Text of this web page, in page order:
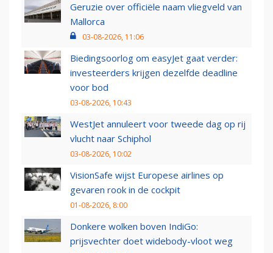
Geruzie over officiële naam vliegveld van
Mallorca
03-08-2026, 11:06
Biedingsoorlog om easyJet gaat verder:
investeerders krijgen dezelfde deadline
voor bod
03-08-2026, 10:43
WestJet annuleert voor tweede dag op rij
vlucht naar Schiphol
03-08-2026, 10:02
VisionSafe wijst Europese airlines op
gevaren rook in de cockpit
01-08-2026, 8:00
Donkere wolken boven IndiGo:
prijsvechter doet widebody-vloot weg